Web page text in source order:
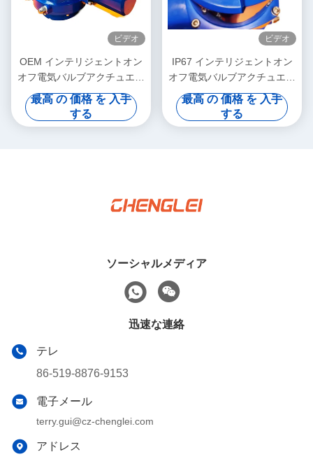
ビデオ
OEM インテリジェントオン
オフ電気バルブアクチュエー
ター 部品回転 220V電気アク
チュエーター
最高 の 価格 を 入手
する
ビデオ
IP67 インテリジェントオン
オフ電気バルブアクチュエー
タ 部品 ターン 小型回転アク
チュエータ
最高 の 価格 を 入手
する
ソーシャルメディア
迅速な連絡
テレ
86-519-8876-9153
電子メール
terry.gui@cz-chenglei.com
アドレス